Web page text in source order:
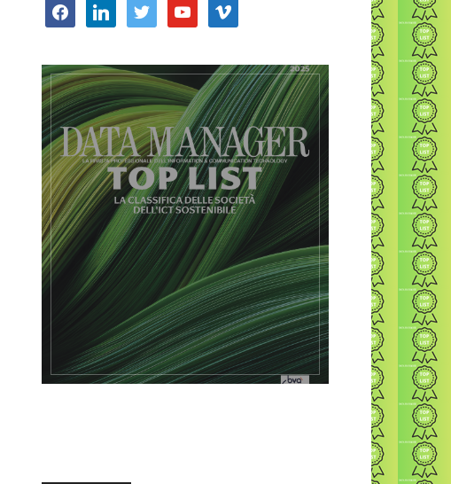
facebooklinkedin twitter youtube vimeo